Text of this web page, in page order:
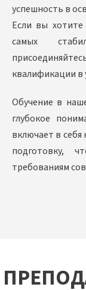
успешность в
Если вы
самых
квалификации
Обучение в
глубокое
включает в себя
подготовку,
требованиям